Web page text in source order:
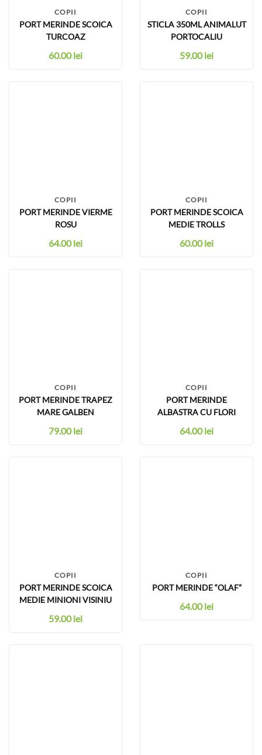
COPII
PORT MERINDE SCOICA
TURCOAZ
60.00lei
COPII
STICLA 350ML ANIMALUT
PORTOCALIU
59.00lei
COPII
PORT MERINDE VIERME
ROSU
64.00lei
COPII
PORT MERINDE SCOICA
MEDIE TROLLS
60.00lei
COPII
PORT MERINDE TRAPEZ
MARE GALBEN
79.00lei
COPII
PORT MERINDE
ALBASTRA CU FLORI
64.00lei
COPII
PORT MERINDE SCOICA
MEDIE MINIONI VISINIU
59.00lei
COPII
PORT MERINDE “OLAF”
64.00lei